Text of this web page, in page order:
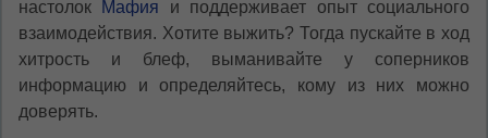
настолок Мафия и поддерживает опыт социального
взаимодействия. Хотите выжить? Тогда пускайте в ход
хитрость и блеф, выманивайте у соперников
информацию и определяйтесь, кому из них можно
доверять.